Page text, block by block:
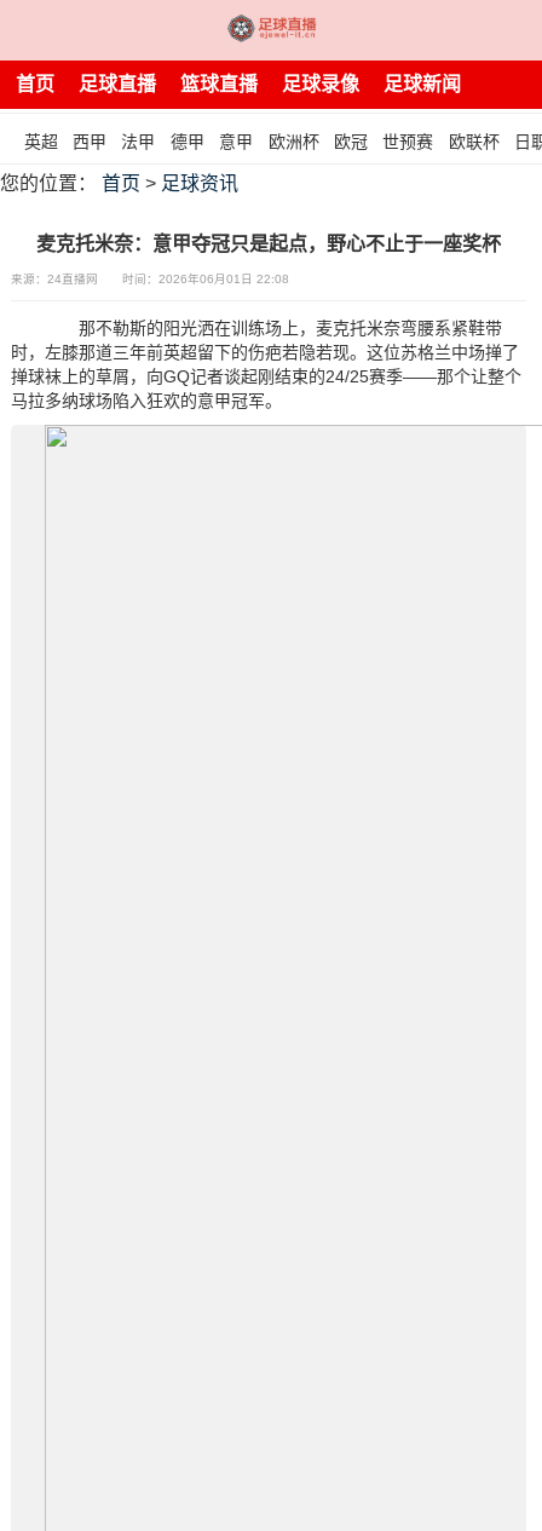
首页 足球直播 篮球直播 足球录像 足球新闻
英超 西甲 法甲 德甲 意甲 欧洲杯 欧冠 世预赛 欧联杯 日
您的位置： 首页 > 足球资讯
麦克托米奈：意甲夺冠只是起点，野心不止于一座奖杯
来源：24直播网 时间：2026年06月01日 22:08
那不勒斯的阳光洒在训练场上，麦克托米奈弯腰系紧鞋带
时，左膝那道三年前英超留下的伤疤若隐若现。这位苏格兰中场掸了
掸球袜上的草屑，向GQ记者谈起刚结束的24/25赛季——那个让整个
马拉多纳球场陷入狂欢的意甲冠军。